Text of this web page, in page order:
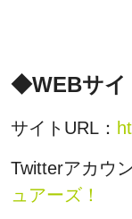
◆WEBサイ
サイトURL：
Twitterアカウ
ュアーズ！